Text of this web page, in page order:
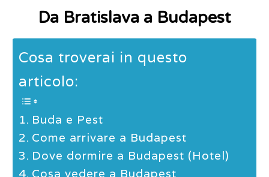
Da Bratislava a Budapest
Cosa troverai in questo
articolo:
Buda e Pest
Come arrivare a Budapest
Dove dormire a Budapest (Hotel)
Cosa vedere a Budapest